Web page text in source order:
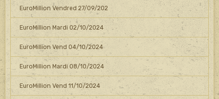
EuroMillion Vendred 27/09/202
EuroMillion Mardi 02/10/2024
EuroMillion Vend 04/10/2024
EuroMillion Mardi 08/10/2024
EuroMillion Vend 11/10/2024